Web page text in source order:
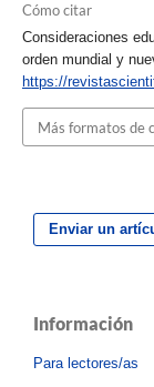
Cómo citar
Consideraciones
orden mundial y
https://
Más formatos de
Enviar un
Información
Para lectores/as